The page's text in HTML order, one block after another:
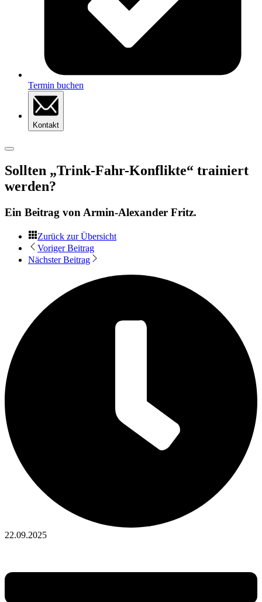
Termin buchen
Kontakt
Sollten „Trink-Fahr-Konflikte“ trainiert
werden?
Ein Beitrag von Armin-Alexander Fritz.
Zurück zur Übersicht
Voriger Beitrag
Nächster Beitrag
22.09.2025